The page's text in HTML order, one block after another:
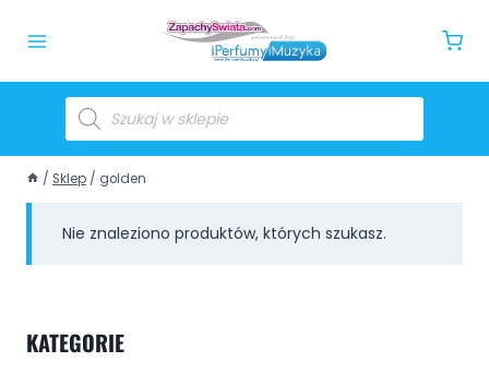
/ Sklep / golden
Nie znaleziono produktów, których szukasz.
KATEGORIE